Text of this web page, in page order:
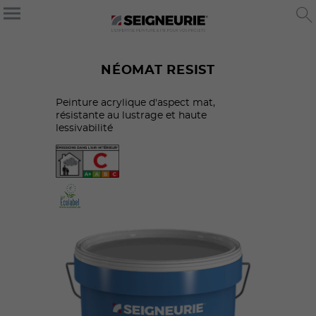
NÉOMAT RESIST
Peinture acrylique d'aspect mat,
résistante au lustrage et haute
lessivabilité